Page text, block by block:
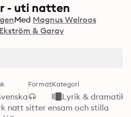
- uti natten
Med Magnus Welroos
Ekström & Garay
FormatKategori
Lyrik & dramatik
natt sitter ensam och stilla